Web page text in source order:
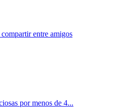
entre amigos
por menos de 4...